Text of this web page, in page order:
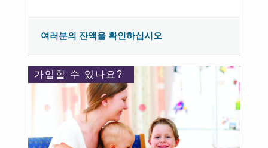
여러분의 잔액을 확인하십시오
가입할 수 있나요?